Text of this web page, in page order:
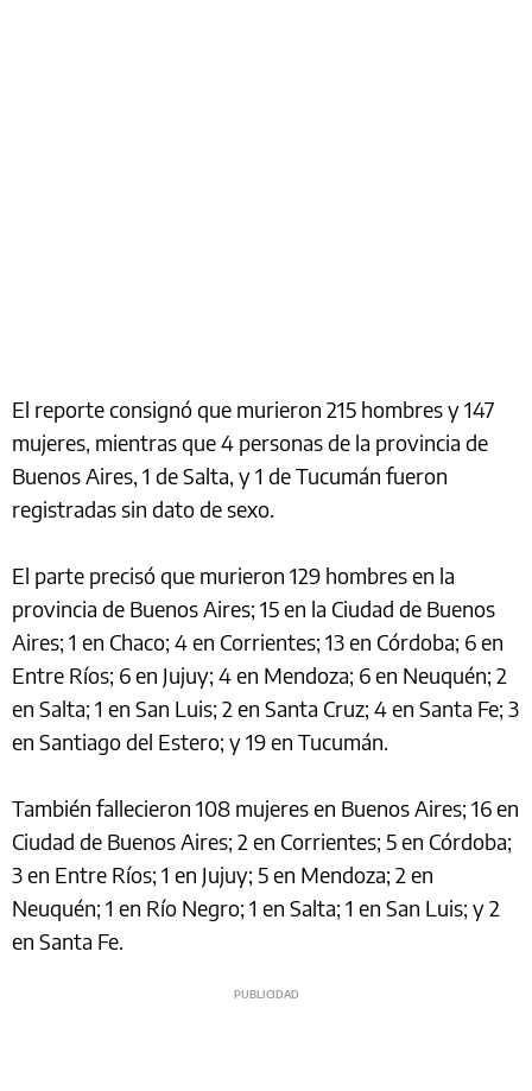
El reporte consignó que murieron 215 hombres y 147
mujeres, mientras que 4 personas de la provincia de
Buenos Aires, 1 de Salta, y 1 de Tucumán fueron
registradas sin dato de sexo.
El parte precisó que murieron 129 hombres en la
provincia de Buenos Aires; 15 en la Ciudad de Buenos
Aires; 1 en Chaco; 4 en Corrientes; 13 en Córdoba; 6 en
Entre Ríos; 6 en Jujuy; 4 en Mendoza; 6 en Neuquén; 2
en Salta; 1 en San Luis; 2 en Santa Cruz; 4 en Santa Fe; 3
en Santiago del Estero; y 19 en Tucumán.
También fallecieron 108 mujeres en Buenos Aires; 16 en
Ciudad de Buenos Aires; 2 en Corrientes; 5 en Córdoba;
3 en Entre Ríos; 1 en Jujuy; 5 en Mendoza; 2 en
Neuquén; 1 en Río Negro; 1 en Salta; 1 en San Luis; y 2
en Santa Fe.